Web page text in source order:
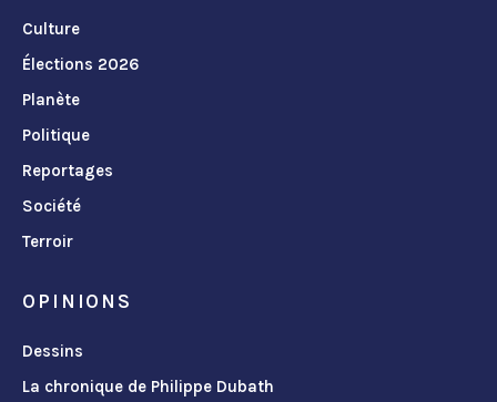
Culture
Élections 2026
Planète
Politique
Reportages
Société
Terroir
OPINIONS
Dessins
La chronique de Philippe Dubath